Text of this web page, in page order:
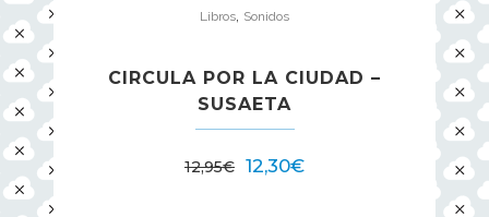
Libros Sonidos
CIRCULA POR LA CIUDAD –
SUSAETA
12,95€ 12,30€